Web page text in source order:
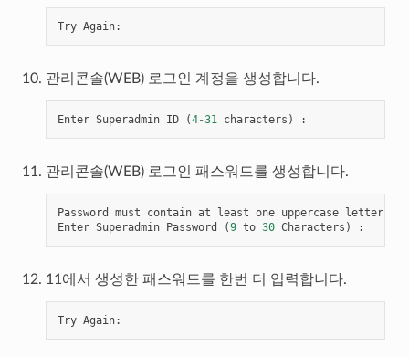
Try Again:
관리콘솔(WEB) 로그인 계정을 생성합니다.
Enter Superadmin ID (4-31 characters ) :
관리콘솔(WEB) 로그인 패스워드를 생성합니다.
Password must contain at least one uppercase letter,
Enter Superadmin Password (9 to 30 Characters ) :
11에서 생성한 패스워드를 한번 더 입력합니다.
Try Again: